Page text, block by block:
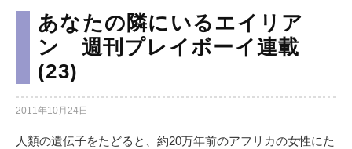
あなたの隣にいるエイリア
ン 週刊プレイボーイ連載
(23)
2011年10月24日
人類の遺伝子をたどると、約20万年前のアフリカの女性にた